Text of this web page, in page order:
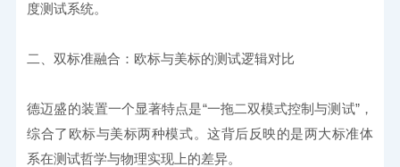
度测试系统。
二、双标准融合：欧标与美标的测试逻辑对比
德迈盛的装置一个显著特点是“一拖二双模式控制与测试”，
综合了欧标与美标两种模式。这背后反映的是两大标准体
系在测试哲学与物理实现上的差异。